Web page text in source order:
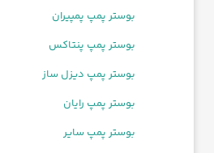
بوستر پمپ پمپیران
بوستر پمپ پنتاکس
بوستر پمپ دیزل ساز
بوستر پمپ رایان
بوستر پمپ سایر